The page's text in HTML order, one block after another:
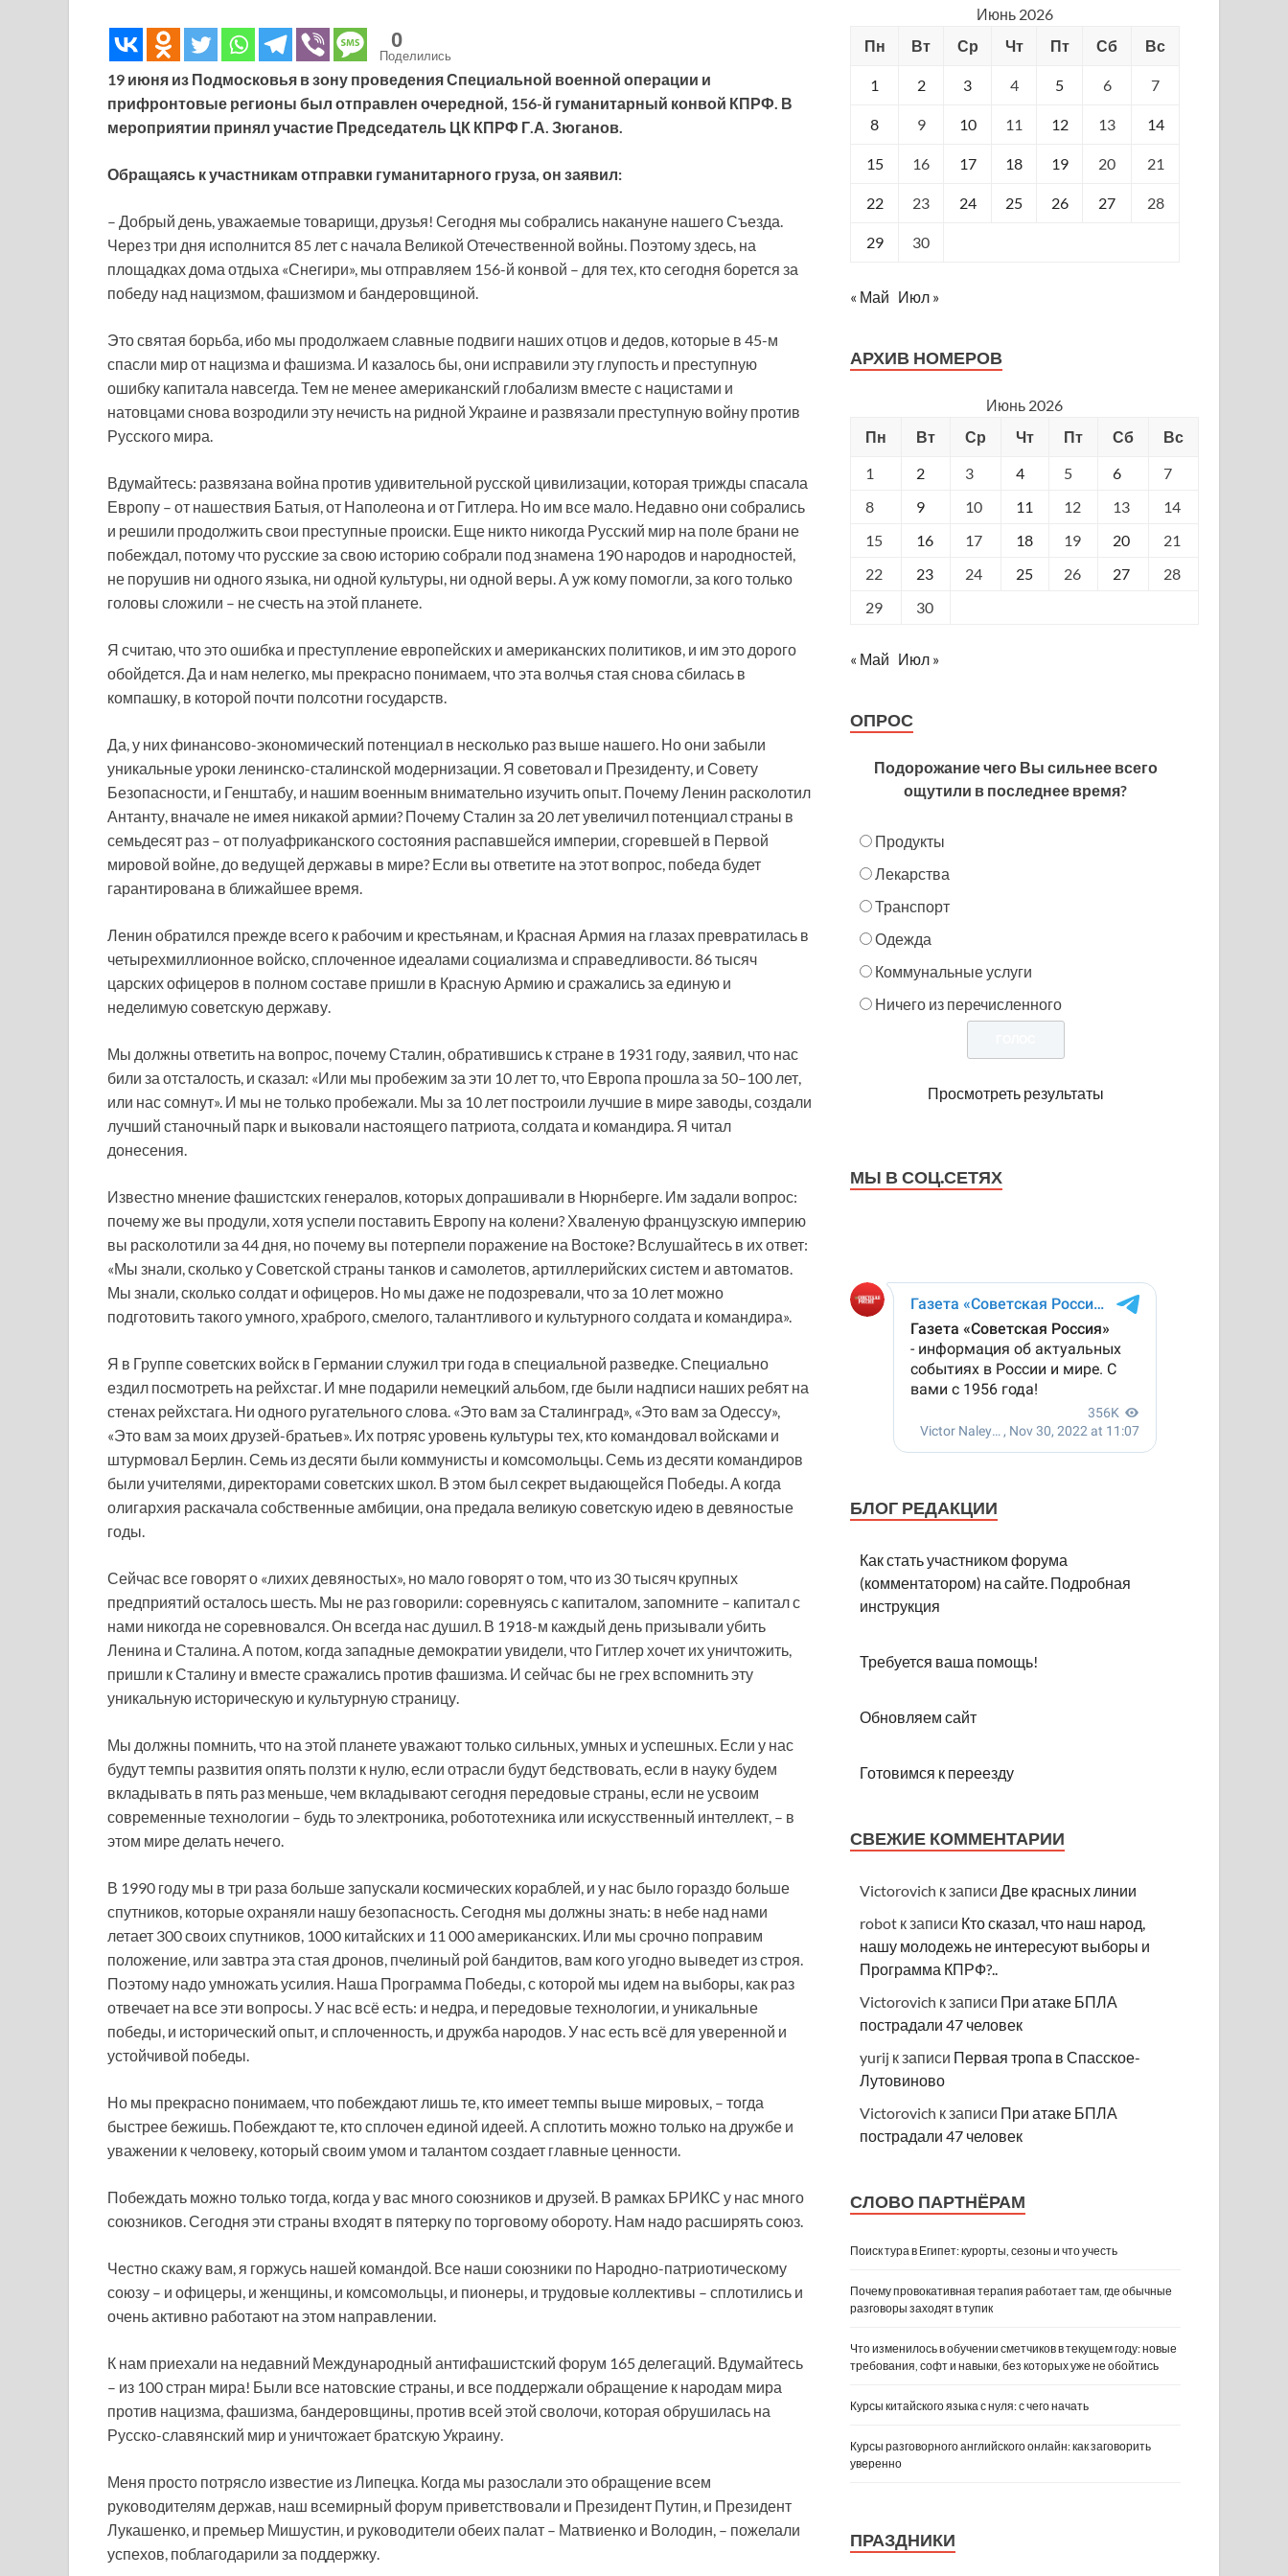
0
Поделились
19 июня из Подмосковья в зону проведения Специальной военной операции и
прифронтовые регионы был отправлен очередной, 156-й гуманитарный конвой КПРФ. В
мероприятии принял участие Председатель ЦК КПРФ Г.А. Зюганов.
Обращаясь к участникам отправки гуманитарного груза, он заявил:
– Добрый день, уважаемые товарищи, друзья! Сегодня мы собрались накануне нашего Съезда.
Через три дня исполнится 85 лет с начала Великой Отечественной войны. Поэтому здесь, на
площадках дома отдыха «Снегири», мы отправляем 156-й конвой – для тех, кто сегодня борется за
победу над нацизмом, фашизмом и бандеровщиной.
Это святая борьба, ибо мы продолжаем славные подвиги наших отцов и дедов, которые в 45-м
спасли мир от нацизма и фашизма. И казалось бы, они исправили эту глупость и преступную
ошибку капитала навсегда. Тем не менее американский глобализм вместе с нацистами и
натовцами снова возродили эту нечисть на ридной Украине и развязали преступную войну против
Русского мира.
Вдумайтесь: развязана война против удивительной русской цивилизации, которая трижды спасала
Европу – от нашествия Батыя, от Наполеона и от Гитлера. Но им все мало. Недавно они собрались
и решили продолжить свои преступные происки. Еще никто никогда Русский мир на поле брани не
побеждал, потому что русские за свою историю собрали под знамена 190 народов и народностей,
не порушив ни одного языка, ни одной культуры, ни одной веры. А уж кому помогли, за кого только
головы сложили – не счесть на этой планете.
Я считаю, что это ошибка и преступление европейских и американских политиков, и им это дорого
обойдется. Да и нам нелегко, мы прекрасно понимаем, что эта волчья стая снова сбилась в
компашку, в которой почти полсотни государств.
Да, у них финансово-экономический потенциал в несколько раз выше нашего. Но они забыли
уникальные уроки ленинско-сталинской модернизации. Я советовал и Президенту, и Совету
Безопасности, и Генштабу, и нашим военным внимательно изучить опыт. Почему Ленин расколотил
Антанту, вначале не имея никакой армии? Почему Сталин за 20 лет увеличил потенциал страны в
семьдесят раз – от полуафриканского состояния распавшейся империи, сгоревшей в Первой
мировой войне, до ведущей державы в мире? Если вы ответите на этот вопрос, победа будет
гарантирована в ближайшее время.
Ленин обратился прежде всего к рабочим и крестьянам, и Красная Армия на глазах превратилась в
четырехмиллионное войско, сплоченное идеалами социализма и справедливости. 86 тысяч
царских офицеров в полном составе пришли в Красную Армию и сражались за единую и
неделимую советскую державу.
Мы должны ответить на вопрос, почему Сталин, обратившись к стране в 1931 году, заявил, что нас
били за отсталость, и сказал: «Или мы пробежим за эти 10 лет то, что Европа прошла за 50–100 лет,
или нас сомнут». И мы не только пробежали. Мы за 10 лет построили лучшие в мире заводы, создали
лучший станочный парк и выковали настоящего патриота, солдата и командира. Я читал
донесения.
Известно мнение фашистских генералов, которых допрашивали в Нюрнберге. Им задали вопрос:
почему же вы продули, хотя успели поставить Европу на колени? Хваленую французскую империю
вы расколотили за 44 дня, но почему вы потерпели поражение на Востоке? Вслушайтесь в их ответ:
«Мы знали, сколько у Советской страны танков и самолетов, артиллерийских систем и автоматов.
Мы знали, сколько солдат и офицеров. Но мы даже не подозревали, что за 10 лет можно
подготовить такого умного, храброго, смелого, талантливого и культурного солдата и командира».
Я в Группе советских войск в Германии служил три года в специальной разведке. Специально
ездил посмотреть на рейхстаг. И мне подарили немецкий альбом, где были надписи наших ребят на
стенах рейхстага. Ни одного ругательного слова. «Это вам за Сталинград», «Это вам за Одессу»,
«Это вам за моих друзей-братьев». Их потряс уровень культуры тех, кто командовал войсками и
штурмовал Берлин. Семь из десяти были коммунисты и комсомольцы. Семь из десяти командиров
были учителями, директорами советских школ. В этом был секрет выдающейся Победы. А когда
олигархия раскачала собственные амбиции, она предала великую советскую идею в девяностые
годы.
Сейчас все говорят о «лихих девяностых», но мало говорят о том, что из 30 тысяч крупных
предприятий осталось шесть. Мы не раз говорили: соревнуясь с капиталом, запомните – капитал с
нами никогда не соревновался. Он всегда нас душил. В 1918-м каждый день призывали убить
Ленина и Сталина. А потом, когда западные демократии увидели, что Гитлер хочет их уничтожить,
пришли к Сталину и вместе сражались против фашизма. И сейчас бы не грех вспомнить эту
уникальную историческую и культурную страницу.
Мы должны помнить, что на этой планете уважают только сильных, умных и успешных. Если у нас
будут темпы развития опять ползти к нулю, если отрасли будут бедствовать, если в науку будем
вкладывать в пять раз меньше, чем вкладывают сегодня передовые страны, если не усвоим
современные технологии – будь то электроника, робототехника или искусственный интеллект, – в
этом мире делать нечего.
В 1990 году мы в три раза больше запускали космических кораблей, и у нас было гораздо больше
спутников, которые охраняли нашу безопасность. Сегодня мы должны знать: в небе над нами
летает 300 своих спутников, 1000 китайских и 11 000 американских. Или мы срочно поправим
положение, или завтра эта стая дронов, пчелиный рой бандитов, вам кого угодно выведет из строя.
Поэтому надо умножать усилия. Наша Программа Победы, с которой мы идем на выборы, как раз
отвечает на все эти вопросы. У нас всё есть: и недра, и передовые технологии, и уникальные
победы, и исторический опыт, и сплоченность, и дружба народов. У нас есть всё для уверенной и
устойчивой победы.
Но мы прекрасно понимаем, что побеждают лишь те, кто имеет темпы выше мировых, – тогда
быстрее бежишь. Побеждают те, кто сплочен единой идеей. А сплотить можно только на дружбе и
уважении к человеку, который своим умом и талантом создает главные ценности.
Побеждать можно только тогда, когда у вас много союзников и друзей. В рамках БРИКС у нас много
союзников. Сегодня эти страны входят в пятерку по торговому обороту. Нам надо расширять союз.
Честно скажу вам, я горжусь нашей командой. Все наши союзники по Народно-патриотическому
союзу – и офицеры, и женщины, и комсомольцы, и пионеры, и трудовые коллективы – сплотились и
очень активно работают на этом направлении.
К нам приехали на недавний Международный антифашистский форум 165 делегаций. Вдумайтесь
– из 100 стран мира! Были все натовские страны, и все поддержали обращение к народам мира
против нацизма, фашизма, бандеровщины, против всей этой сволочи, которая обрушилась на
Русско-славянский мир и уничтожает братскую Украину.
Меня просто потрясло известие из Липецка. Когда мы разослали это обращение всем
руководителям держав, наш всемирный форум приветствовали и Президент Путин, и Президент
Лукашенко, и премьер Мишустин, и руководители обеих палат – Матвиенко и Володин, – пожелали
успехов, поблагодарили за поддержку.
Июнь 2026
Пн
Вт Ср Чт Пт Сб Вс
1 2 3 4 5 6 7
8 9 10 11 12 13 14
15 16 17 18 19 20 21
22 23 24 25 26 27 28
29 30
« Май Июл »
АРХИВ НОМЕРОВ
Июнь 2026
Пн
Вт Ср Чт Пт Сб
Вс
1
2 3 4 5 6
7
8
9 10 11 12 13
14
15
16 17 18 19 20
21
22
23 24 25 26 27
28
29
30
« Май Июл »
ОПРОС
Подорожание чего Вы сильнее всего
ощутили в последнее время?
Продукты
Лекарства
Транспорт
Одежда
Коммунальные услуги
Ничего из перечисленного
Просмотреть результаты
МЫ В СОЦ.СЕТЯХ
БЛОГ РЕДАКЦИИ
Как стать участником форума
(комментатором) на сайте. Подробная
инструкция
Требуется ваша помощь!
Обновляем сайт
Готовимся к переезду
СВЕЖИЕ КОММЕНТАРИИ
Victorovich к записи Две красных линии
robot к записи Кто сказал, что наш народ,
нашу молодежь не интересуют выборы и
Программа КПРФ?..
Victorovich к записи При атаке БПЛА
пострадали 47 человек
yurij к записи Первая тропа в Спасское-
Лутовиново
Victorovich к записи При атаке БПЛА
пострадали 47 человек
СЛОВО ПАРТНЁРАМ
Поиск тура в Египет: курорты, сезоны и что учесть
Почему провокативная терапия работает там, где обычные
разговоры заходят в тупик
Что изменилось в обучении сметчиков в текущем году: новые
требования, софт и навыки, без которых уже не обойтись
Курсы китайского языка с нуля: с чего начать
Курсы разговорного английского онлайн: как заговорить
уверенно
ПРАЗДНИКИ